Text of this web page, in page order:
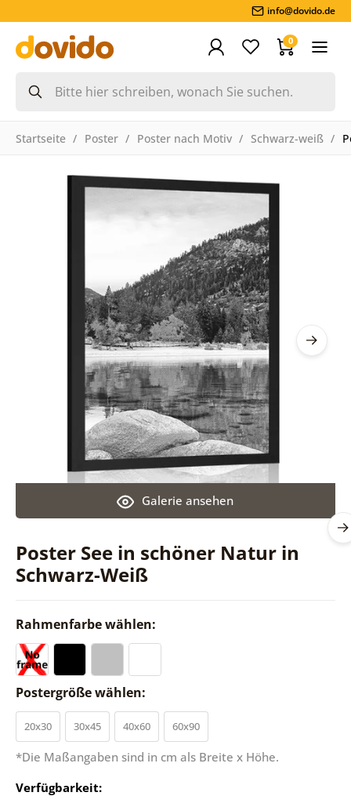
info@dovido.de
0
Startseite Poster Poster nach Motiv Schwarz-weiß
Poster See in schöner Natur in
Schwarz-Weiß
Galerie ansehen
Rahmenfarbe wählen:
Postergröße wählen:
20x30 30x45 40x60 60x90
*Die Maßangaben sind in cm als Breite x Höhe.
Verfügbarkeit: